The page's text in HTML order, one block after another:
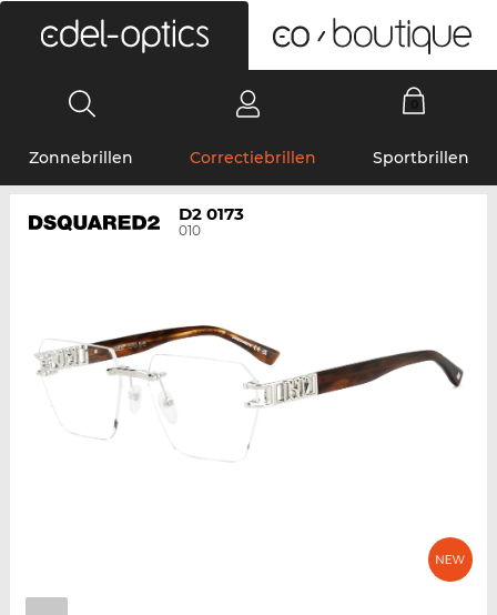
Zonnebrillen Correctiebrillen Sportbrillen
D2 0173
010